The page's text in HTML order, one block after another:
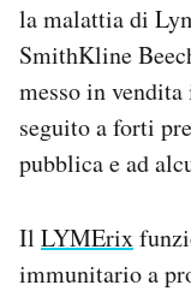
la malattia di
SmithKline
messo in
seguito a forti
pubblica e ad
Il LYMErix
immunitario a